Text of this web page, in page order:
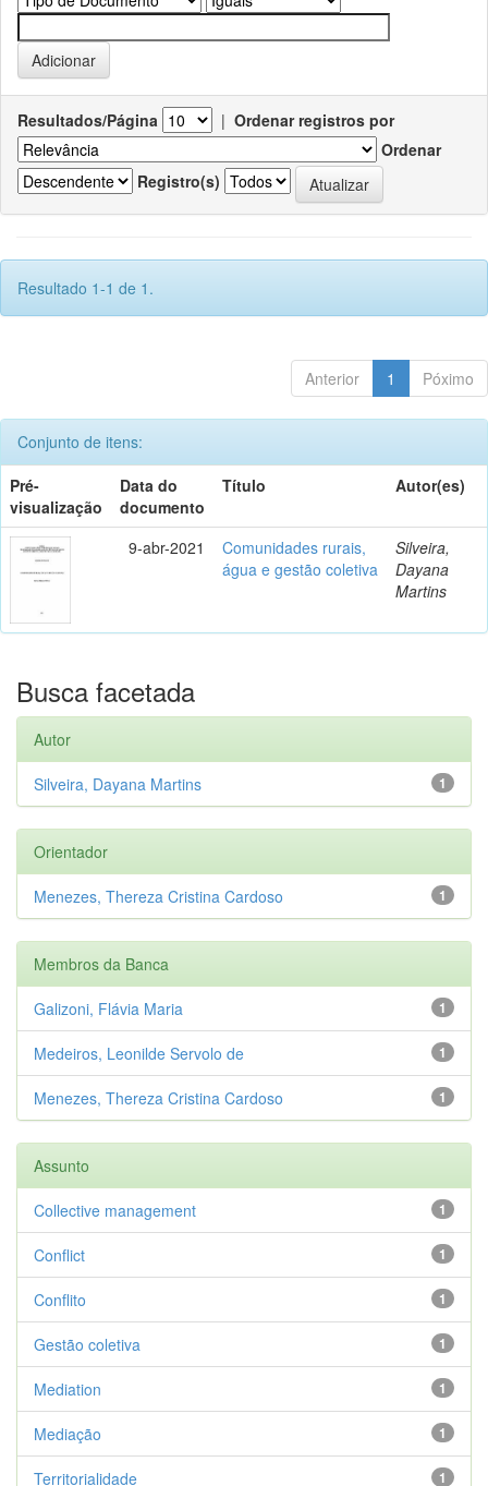
Resultados/Página | Ordenar registros por
Ordenar
Registro(s)
Resultado 1-1 de 1.
Anterior 1 Póximo
Conjunto de itens:
Pré-
visualização
Data do
documento
Título Autor(es)
9-abr-2021
Comunidades rurais,
água e gestão coletiva
Silveira,
Dayana
Martins
Busca facetada
Autor
1
Silveira, Dayana Martins
Orientador
1
Menezes, Thereza Cristina Cardoso
Membros da Banca
1
Galizoni, Flávia Maria
1
Medeiros, Leonilde Servolo de
1
Menezes, Thereza Cristina Cardoso
Assunto
1
Collective management
1
Conflict
1
Conflito
1
Gestão coletiva
1
Mediation
1
Mediação
1
Territorialidade